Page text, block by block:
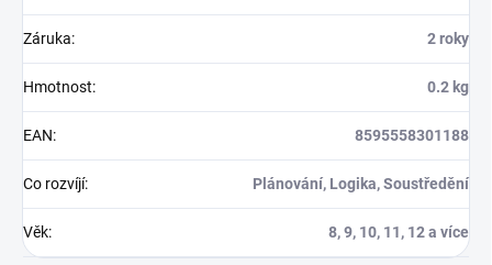
Záruka: 2 roky
Hmotnost: 0.2 kg
EAN: 8595558301188
Co rozvíjí: Plánování, Logika, Soustředění
Věk: 8, 9, 10, 11, 12 a více